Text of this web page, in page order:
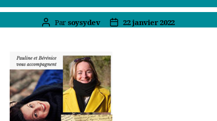
Auteur
Par soysydev
Date22 janvier 2022